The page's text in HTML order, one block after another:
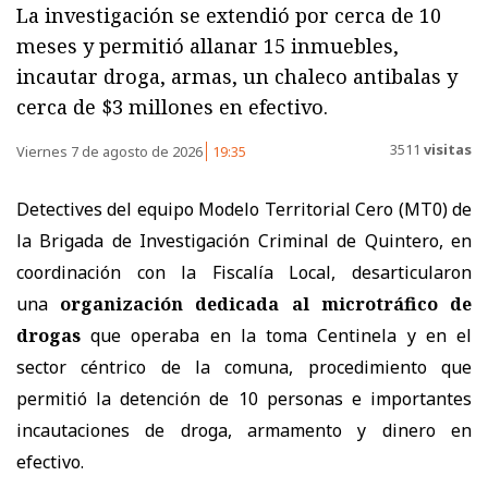
La investigación se extendió por cerca de 10
meses y permitió allanar 15 inmuebles,
incautar droga, armas, un chaleco antibalas y
cerca de $3 millones en efectivo.
Viernes 7 de agosto de 2026 19:35 3511 visitas
Detectives del equipo Modelo Territorial Cero (MT0) de
la Brigada de Investigación Criminal de Quintero, en
coordinación con la Fiscalía Local, desarticularon
una organización dedicada al microtráfico de
drogas que operaba en la toma Centinela y en el
sector céntrico de la comuna, procedimiento que
permitió la detención de 10 personas e importantes
incautaciones de droga, armamento y dinero en
efectivo.